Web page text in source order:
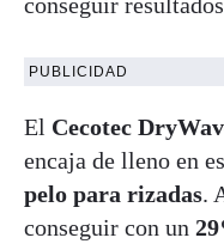
PUBLICIDAD
El Cecotec
encaja de lleno en
pelo para rizadas.
conseguir con un